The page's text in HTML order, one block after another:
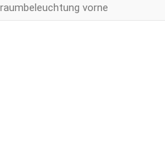
vorne